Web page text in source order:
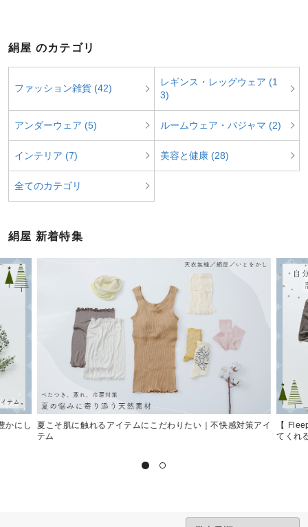
絹屋 のカテゴリ
ファッション雑貨 (42)
レギンス・レッグウェア (1
3)
アンダーウェア (5) ルームウェア・パジャマ (2)
インテリア (7) 美容と健康 (28)
全てのカテゴリ
絹屋 新着特集
かにし
夏こそ肌に触れるアイテムにこだわりたい｜不快感対策アイ
テム
【
てくれ